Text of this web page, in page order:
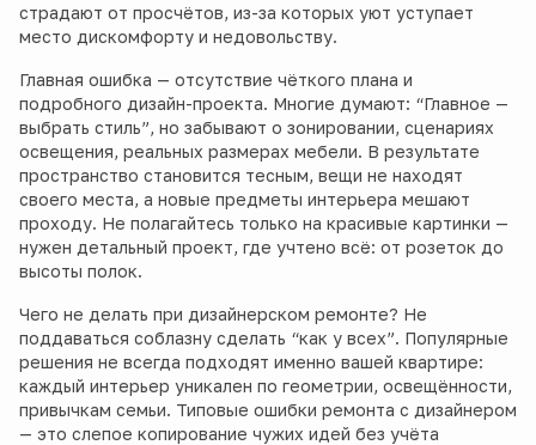
страдают от просчётов, из-за которых уют уступает
место дискомфорту и недовольству.
Главная ошибка — отсутствие чёткого плана и
подробного дизайн-проекта. Многие думают: “Главное —
выбрать стиль”, но забывают о зонировании, сценариях
освещения, реальных размерах мебели. В результате
пространство становится тесным, вещи не находят
своего места, а новые предметы интерьера мешают
проходу. Не полагайтесь только на красивые картинки —
нужен детальный проект, где учтено всё: от розеток до
высоты полок.
Чего не делать при дизайнерском ремонте? Не
поддаваться соблазну сделать “как у всех”. Популярные
решения не всегда подходят именно вашей квартире:
каждый интерьер уникален по геометрии, освещённости,
привычкам семьи. Типовые ошибки ремонта с дизайнером
— это слепое копирование чужих идей без учёта